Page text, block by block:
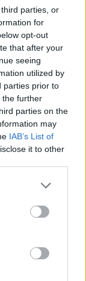
parties, or
for
opt-out
that after your
seeing
utilized by
parties prior to
the further
parties on the
may
IAB’s List of
it to other
↗